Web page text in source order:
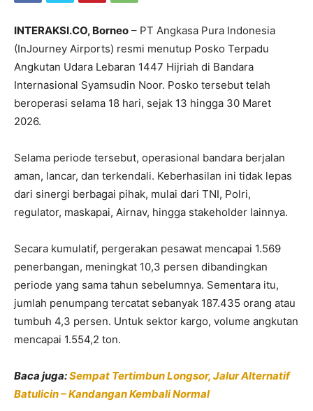
INTERAKSI.CO, Borneo – PT Angkasa Pura Indonesia
(InJourney Airports) resmi menutup Posko Terpadu
Angkutan Udara Lebaran 1447 Hijriah di Bandara
Internasional Syamsudin Noor. Posko tersebut telah
beroperasi selama 18 hari, sejak 13 hingga 30 Maret
2026.
Selama periode tersebut, operasional bandara berjalan
aman, lancar, dan terkendali. Keberhasilan ini tidak lepas
dari sinergi berbagai pihak, mulai dari TNI, Polri,
regulator, maskapai, Airnav, hingga stakeholder lainnya.
Secara kumulatif, pergerakan pesawat mencapai 1.569
penerbangan, meningkat 10,3 persen dibandingkan
periode yang sama tahun sebelumnya. Sementara itu,
jumlah penumpang tercatat sebanyak 187.435 orang atau
tumbuh 4,3 persen. Untuk sektor kargo, volume angkutan
mencapai 1.554,2 ton.
Baca juga:Sempat Tertimbun Longsor, Jalur Alternatif
Batulicin – Kandangan Kembali Normal